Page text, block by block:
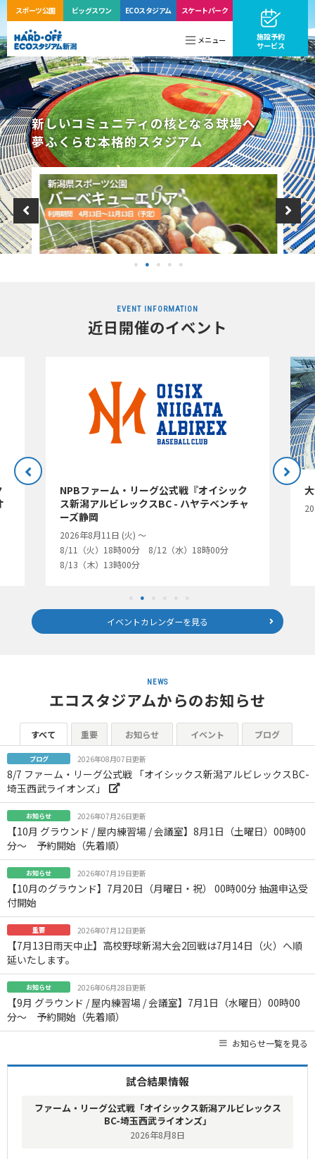
メニュー
スポーツ公園 ビッグスワン ECOスタジアム スケートパーク
施設予約
サービス
新しいコミュニティの核となる球場へ
夢ふくらむ本格的スタジアム
EVENT INFORMATION
近日開催のイベント
NPBファーム・リーグ公式戦『オイシック
ス新潟アルビレックスBC - ハヤテベンチャ
ーズ静岡
2026年8月11日 (火) 〜
8/11（火）18時00分 8/12（水）18時00分
8/13（木）13時00分
イベントカレンダーを見る
NEWS
エコスタジアムからのお知らせ
すべて 重要 お知らせ イベント ブログ
ブログ 2026年08月07日更新
8/7 ファーム・リーグ公式戦 「オイシックス新潟アルビレックスBC-
埼玉西武ライオンズ」
お知らせ 2026年07月26日更新
【10月 グラウンド / 屋内練習場 / 会議室】8月1日（土曜日）00時00
分～ 予約開始（先着順）
お知らせ 2026年07月19日更新
【10月のグラウンド】7月20日（月曜日・祝） 00時00分 抽選申込受
付開始
重要 2026年07月12日更新
【7月13日雨天中止】高校野球新潟大会2回戦は7月14日（火）へ順
延いたします。
お知らせ 2026年06月28日更新
【9月 グラウンド / 屋内練習場 / 会議室】7月1日（水曜日）00時00
分～ 予約開始（先着順）
お知らせ一覧を見る
試合結果情報
ファーム・リーグ公式戦「オイシックス新潟アルビレックス
BC-埼玉西武ライオンズ」
2026年8月8日